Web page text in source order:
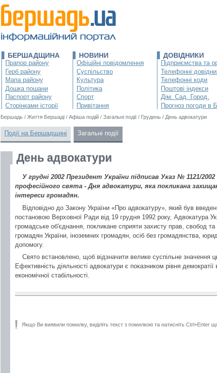
БЕРШАДЩИНА
Прапор району
Герб району
Мапа району
Дошка пошани
Паспорт району
Сторінками історії
НОВИНИ
Офіційні повідомлення
Суспільство
Культура
Політика
Спорт
Привітання
ДОВІДНИКИ
Підприємства та
Телефонні
Телефонні коди
Поштові індекси
Дім. Сад. Город.
Прогноз погоди в
Бершадь / Життя Бершаді / Афіша подій / Загальні події / Грудень / День адвокатури
Події на Бершадщині Загальні події
День адвокатури
У грудні 2002 Президент України підписав Указ № 1121/
професійного свята - Дня адвокатури, яка покликана
інтереси громадян.
Відповідно до Закону України «Про адвокатуру», який був
постановою Верховної Ради від 19 грудня 1992 року, Адвокатура
громадське об'єднання, покликане сприяти захисту прав, свобод та
громадян України, іноземних громадян, осіб без громадянства,
допомогу.
Свято встановлено, щоб відзначити велике суспільне значення
Ефективність діяльності адвокатури є показником рівня демократії
економічної стабільності.
Якщо Ви виявили помилку, виділіть текст з помилкою та натисніть Ctrl+Enter